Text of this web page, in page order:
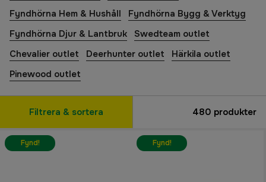
Fyndhörna Hem & Hushåll
Fyndhörna Bygg & Verktyg
Fyndhörna Djur & Lantbruk
Swedteam outlet
Chevalier outlet
Deerhunter outlet
Härkila outlet
Pinewood outlet
Filtrera & sortera 480 produkter
Fynd! Fynd!